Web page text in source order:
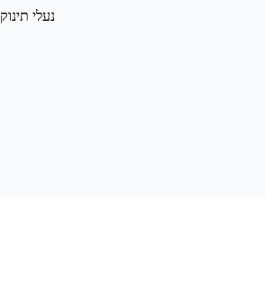
נעלי תינוק